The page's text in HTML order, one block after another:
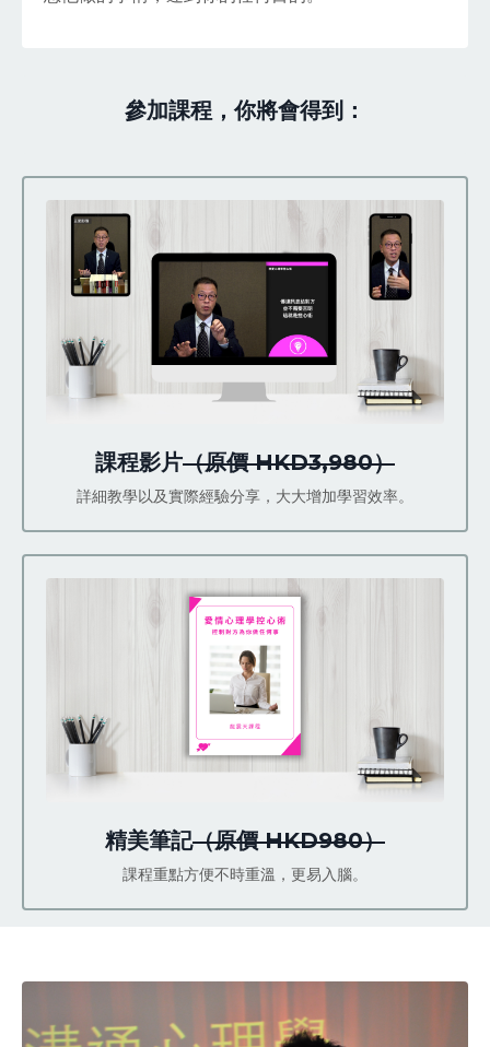
參加課程，你將會得到：
課程影片（原價 HKD3,980）
詳細教學以及實際經驗分享，大大增加學習效率。
精美筆記（原價 HKD980）
課程重點方便不時重溫，更易入腦。